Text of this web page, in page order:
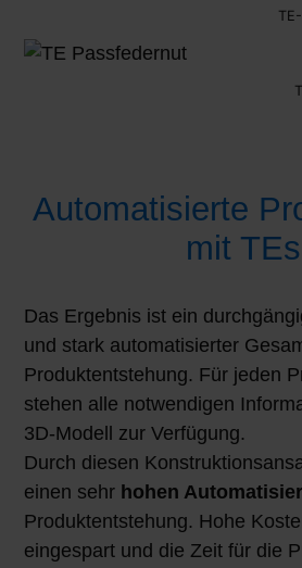
Automatisierte
mit TEs
Das Ergebnis ist ein
und stark automatisierter
Produktentstehung. Für jeden
stehen alle notwendigen
3D-Modell zur Verfügung.
Durch diesen
einen sehr hohen
Produktentstehung. Hohe
eingespart und die Zeit für die